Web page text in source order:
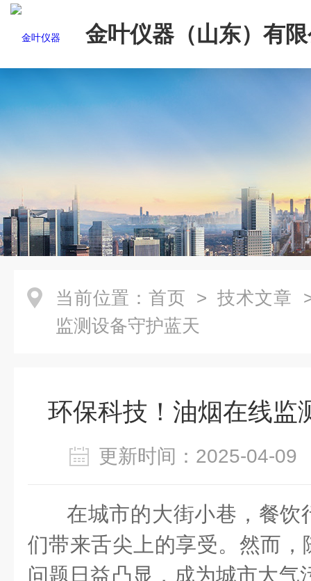
金叶仪器（山东）有
当前位置： 首页 > 技术文章
监测设备守护蓝天
环保科技！油烟在线监
更新时间：2025-04-
在城市的大街小巷，餐饮
们带来舌尖上的享受。然而
问题日益凸显，成为城市大气